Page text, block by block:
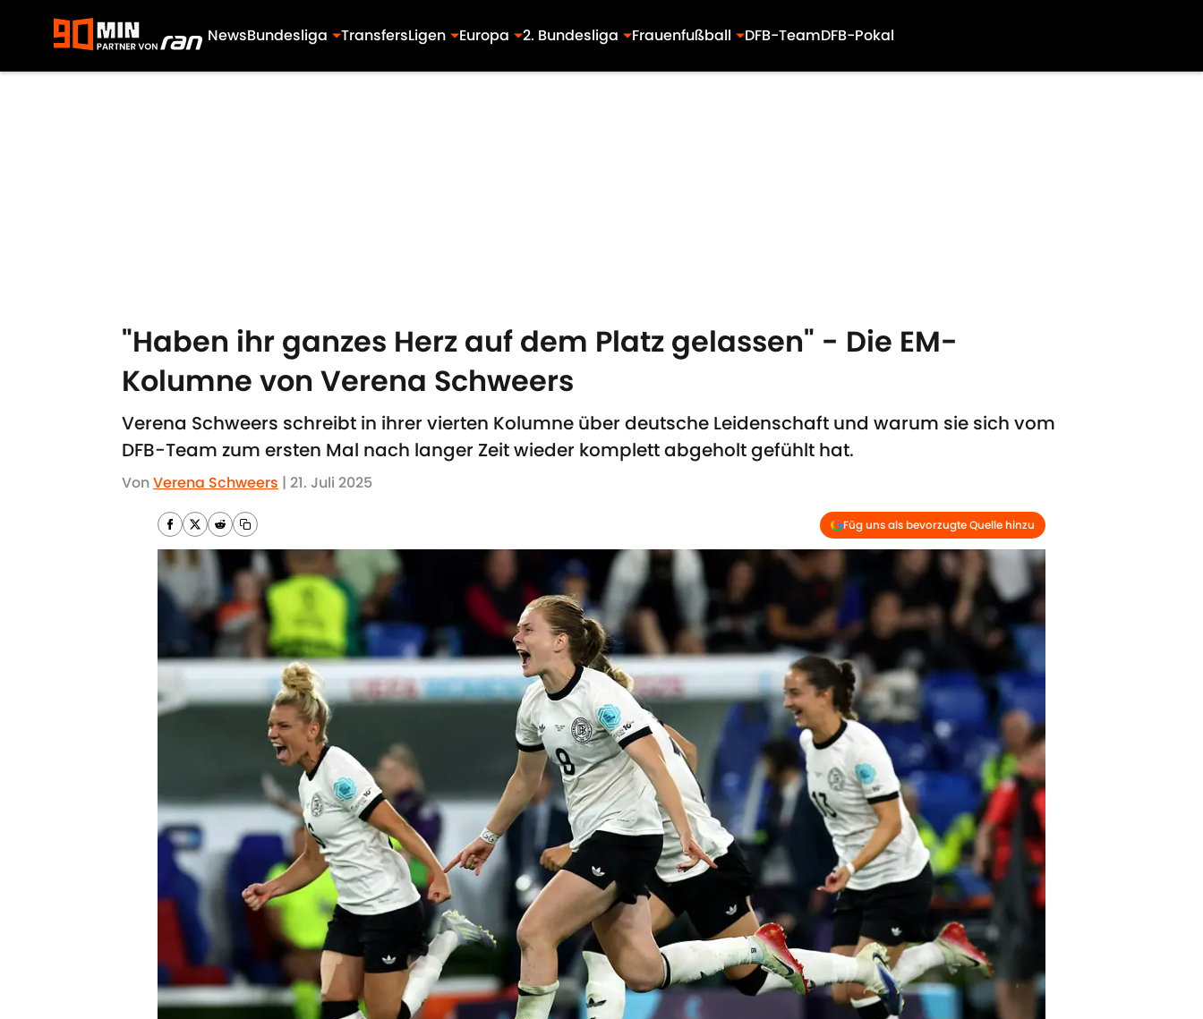
NewsBundesliga TransfersLigen Europa 2. Bundesliga Frauenfußball DFB-TeamDFB-Pokal
"Haben ihr ganzes Herz auf dem Platz gelassen" - Die EM-
Kolumne von Verena Schweers
Verena Schweers schreibt in ihrer vierten Kolumne über deutsche Leidenschaft und warum sie sich vom
DFB-Team zum ersten Mal nach langer Zeit wieder komplett abgeholt gefühlt hat.
VonVerena Schweers | 21. Juli 2025
Füg uns als bevorzugte Quelle hinzu